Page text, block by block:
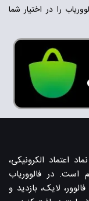
را در اختیار شما
و دارای نماد اعتماد الکرونیکی،
است. در فالووریاب
لایک، بازدید و